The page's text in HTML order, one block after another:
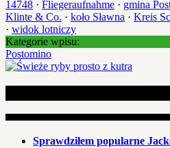
14748 · Fliegeraufnahme · gmina
Klinte & Co. · koło Sławna · Kreis
· widok lotniczy
Kategorie wpisu:
Postomino
Sprawdziłem popularne